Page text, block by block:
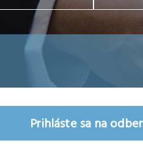
Prihláste sa na